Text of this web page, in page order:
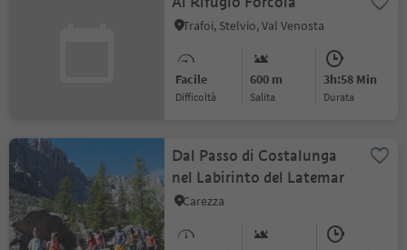
Trafoi, Stelvio, Val Venosta
Facile
Difficoltà
600 m
Salita
3h:58 Min
durata
Dal Passo di Costalunga
nel Labirinto del Latemar
Carezza